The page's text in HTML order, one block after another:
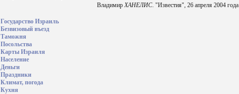
ВладимирХАНЕЛИС. "Известия", 26 апреля 2004 года
Государство Израиль
Безвизовый въезд
Таможня
Посольства
Карты Израиля
Население
Деньги
Праздники
Климат, погода
Кухня